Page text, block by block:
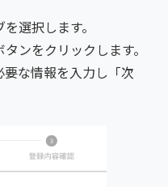
選択します。
ンをクリックします。
な情報を入力し「次